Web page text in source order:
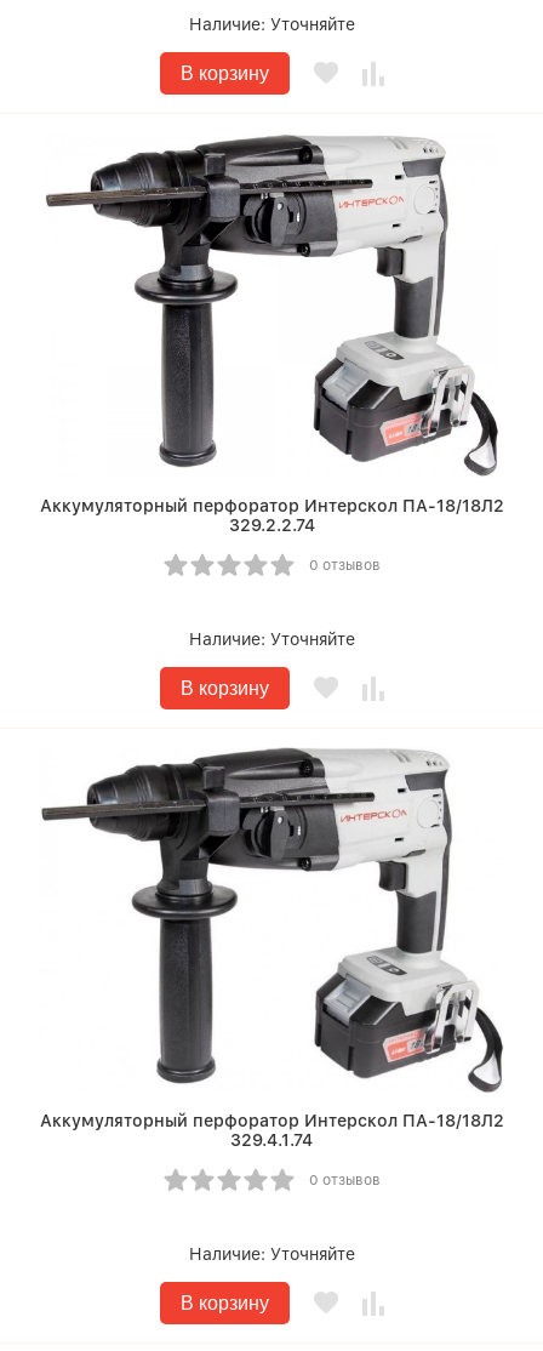
Наличие: Уточняйте
В корзину
Аккумуляторный перфоратор Интерскол ПА-18/18Л2
329.2.2.74
0 отзывов
Наличие: Уточняйте
В корзину
Аккумуляторный перфоратор Интерскол ПА-18/18Л2
329.4.1.74
0 отзывов
Наличие: Уточняйте
В корзину